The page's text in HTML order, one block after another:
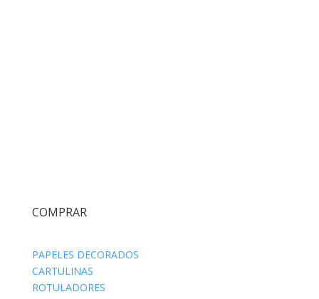
COMPRAR
PAPELES DECORADOS
CARTULINAS
ROTULADORES